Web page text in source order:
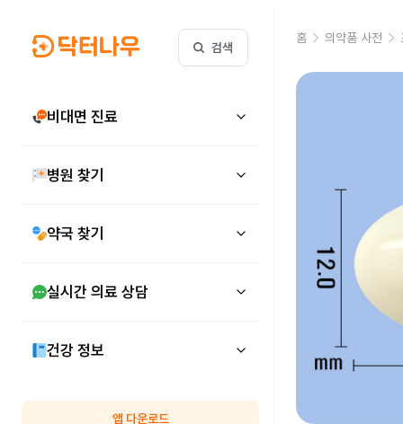
검색
비대면 진료
병원 찾기
약국 찾기
실시간 의료 상담
건강 정보
앱 다운로드
홈 의약품 사전